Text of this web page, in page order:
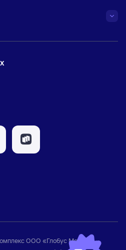
ООО «Глобус Медиа»